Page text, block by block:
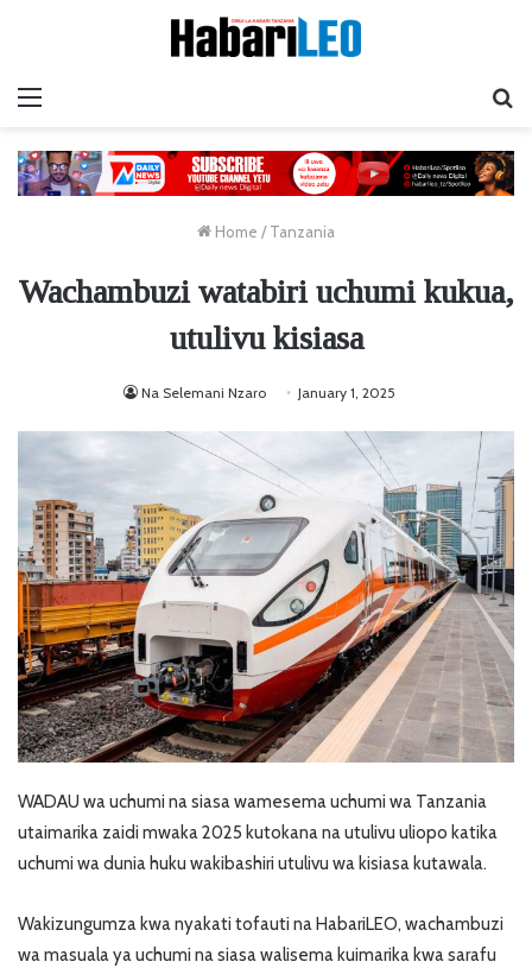
Home / Tanzania
Wachambuzi watabiri uchumi kukua,
utulivu kisiasa
Na Selemani Nzaro January 1, 2025
WADAU wa uchumi na siasa wamesema uchumi wa Tanzania
utaimarika zaidi mwaka 2025 kutokana na utulivu uliopo katika
uchumi wa dunia huku wakibashiri utulivu wa kisiasa kutawala.
Wakizungumza kwa nyakati tofauti na HabariLEO, wachambuzi
wa masuala ya uchumi na siasa walisema kuimarika kwa sarafu